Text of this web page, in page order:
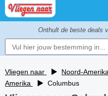
Onthult de beste deals
Vliegen naar Noord-Amerika
Amerika
Columbus